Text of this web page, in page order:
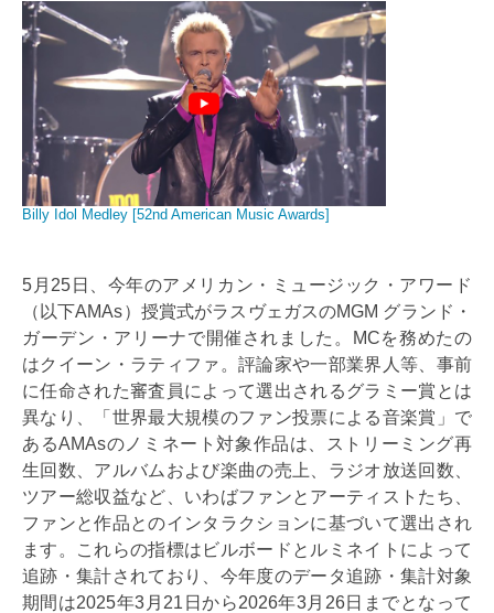
Billy Idol Medley [52nd American Music Awards]
5月25日、今年のアメリカン・ミュージック・アワード
（以下AMAs）授賞式がラスヴェガスのMGM グランド・
ガーデン・アリーナで開催されました。MCを務めたの
はクイーン・ラティファ。評論家や一部業界人等、事前
に任命された審査員によって選出されるグラミー賞とは
異なり、「世界最大規模のファン投票による音楽賞」で
あるAMAsのノミネート対象作品は、ストリーミング再
生回数、アルバムおよび楽曲の売上、ラジオ放送回数、
ツアー総収益など、いわばファンとアーティストたち、
ファンと作品とのインタラクションに基づいて選出され
ます。これらの指標はビルボードとルミネイトによって
追跡・集計されており、今年度のデータ追跡・集計対象
期間は2025年3月21日から2026年3月26日までとなって